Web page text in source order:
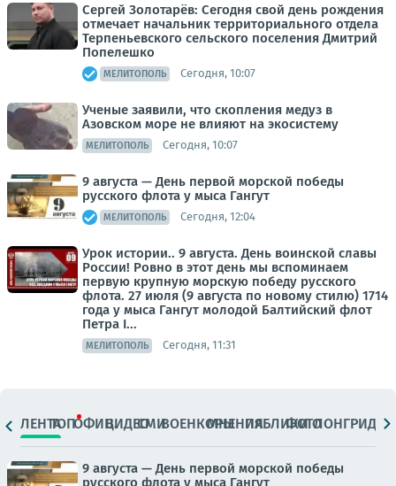
Сергей Золотарёв: Сегодня свой день рождения
отмечает начальник территориального отдела
Терпеньевского сельского поселения Дмитрий
Попелешко
МЕЛИТОПОЛЬ Сегодня, 10:07
Ученые заявили, что скопления медуз в
Азовском море не влияют на экосистему
МЕЛИТОПОЛЬ Сегодня, 10:07
9 августа — День первой морской победы
русского флота у мыса Гангут
МЕЛИТОПОЛЬ Сегодня, 12:04
Урок истории.. 9 августа. День воинской славы
России! Ровно в этот день мы вспоминаем
первую крупную морскую победу русского
флота. 27 июля (9 августа по новому стилю) 1714
года у мыса Гангут молодой Балтийский флот
Петра I...
МЕЛИТОПОЛЬ Сегодня, 11:31
ЛЕНТАТОПОФИЦ.ВИДЕОСМИВОЕНКОРЫМНЕНИЯПАБЛИКИ
ФОТОЛОНГРИДЫ
9 августа — День первой морской победы
русского флота у мыса Гангут